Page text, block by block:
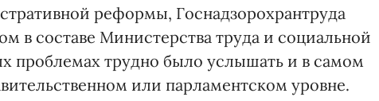
реформы, Госнадзорохрантруда
в составе Министерства труда и социальной
проблемах трудно было услышать и в самом
или парламентском уровне.